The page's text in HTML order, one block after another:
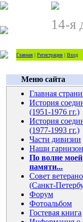
14-я
Главная | Регистрация | Вход
Меню сайта
Главная
История
(1951-1976 гг.)
История
(1977-1993 гг.)
Части дивизии
Наши
По волне моей
памяти...
Совет
(Санкт-
Форум
Фотоальбом
Гостевая книга